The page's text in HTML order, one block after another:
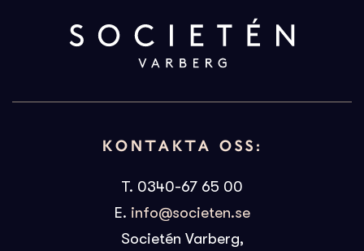
KONTAKTA OSS:
T. 0340-67 65 00
E. info@societen.se
Societén Varberg,